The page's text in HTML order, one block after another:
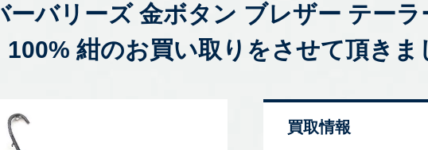
ーバリーズ 金ボタン ブレザー テー
100% 紺のお買い取りをさせて頂きま
買取情報